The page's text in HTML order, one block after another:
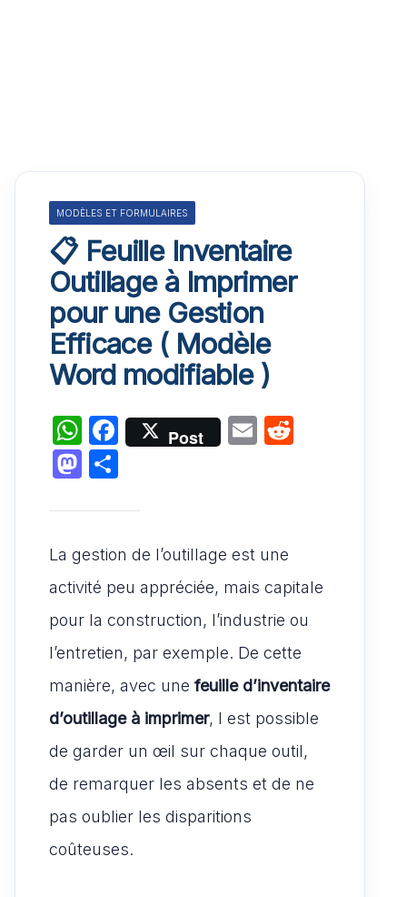
MODÈLES ET FORMULAIRES
📋 Feuille Inventaire
Outillage à Imprimer
pour une Gestion
Efficace ( Modèle
Word modifiable )
W
h
at
s
A
p
p
F
a
e
b
o
o
k
Post
E
M
st
o
d
o
n
ta
g
er
La gestion de l’outillage est une
activité peu appréciée, mais capitale
pour la construction, l’industrie ou
l’entretien, par exemple. De cette
manière, avec une feuille d’inventaire
d’outillage à imprimer, l est possible
de garder un œil sur chaque outil,
de remarquer les absents et de ne
pas oublier les disparitions
coûteuses.